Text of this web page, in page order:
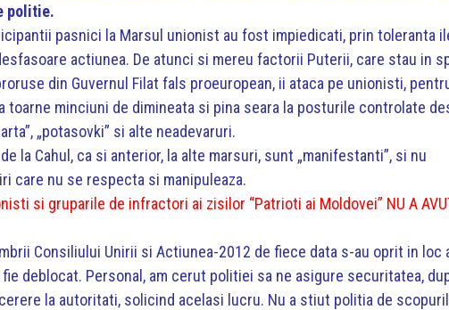
politie.
pasnici la Marsul unionist au fost impiedicati, prin toleranta
actiunea. De atunci si mereu factorii Puterii, care stau in
din Guvernul Filat fals proeuropean, ii ataca pe unionisti,
minciuni de dimineata si pina seara la posturile controlate
„potasovki” si alte neadevaruri.
la Cahul, ca si anterior, la alte marsuri, sunt „manifestanti”, si nu
care nu se respecta si manipuleaza.
si gruparile de infractori ai zisilor “Patrioti ai Moldovei” NU A
Consiliului Unirii si Actiunea-2012 de fiece data s-au oprit in loc
deblocat. Personal, am cerut politiei sa ne asigure securitatea,
la autoritati, solicind acelasi lucru. Nu a stiut politia de